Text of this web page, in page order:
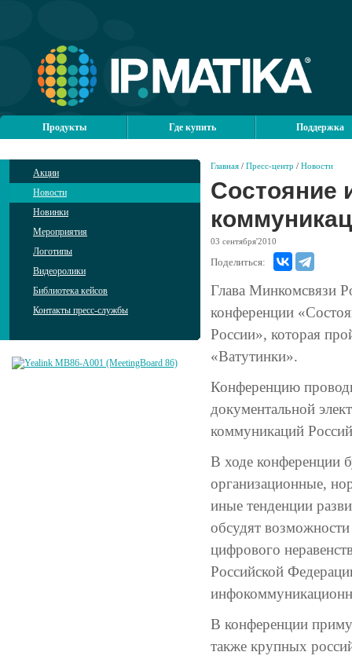
Продукты Где купить Поддержка
Акции
Новости
Новинки
Мероприятия
Логотипы
Видеоролики
Библиотека кейсов
Контакты пресс-службы
Главная / Пресс-центр / Новости
Состояние
03 сентября'2010
Поделиться:
Глава Минкомсвязи
конференции
России», которая
«Ватутинки».
Конференцию
документальной
коммуникаций
В ходе конференции
организационные,
иные тенденции
обсудят
цифрового
Российской
В конференции
также крупных